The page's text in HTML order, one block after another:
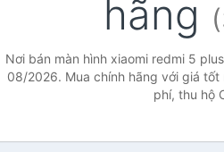
hãng
Nơi bán màn hình xiaomi redmi 5
08/2026. Mua chính hãng với giá tốt
phí, thu hộ